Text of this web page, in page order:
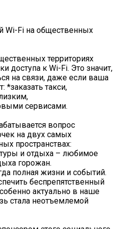
Wi-Fi на общественных
территориях
доступа к Wi-Fi. Это значит,
на связи, даже если ваша
*заказать такси,
сервисами.
вопрос
на двух самых
пространствах:
и отдыха – любимое
горожан.
полная жизни и событий.
беспрепятственный
актуально в наше
стала неотъемлемой